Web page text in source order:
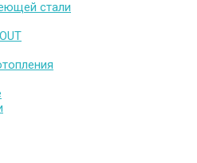
стали